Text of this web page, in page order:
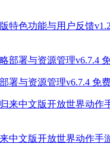
特色功能与用户反馈
署与资源管理v6.7.4 免
中文版开放世界动作手